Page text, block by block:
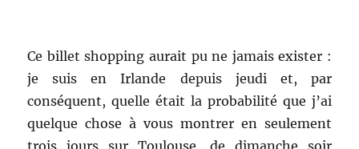
Ce billet shopping aurait pu ne jamais exister :
je suis en Irlande depuis jeudi et, par
conséquent, quelle était la probabilité que j’ai
quelque chose à vous montrer en seulement